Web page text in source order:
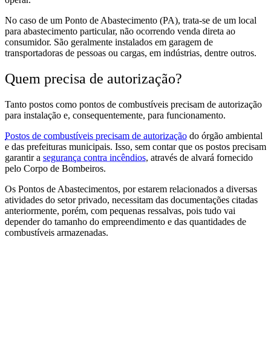
No caso de um Ponto de Abastecimento (PA), trata-se de um local
para abastecimento particular, não ocorrendo venda direta ao
consumidor. São geralmente instalados em garagem de
transportadoras de pessoas ou cargas, em indústrias, dentre outros.
Quem precisa de autorização?
Tanto postos como pontos de combustíveis precisam de autorização
para instalação e, consequentemente, para funcionamento.
Postos de combustíveis precisam de autorização do órgão ambiental
e das prefeituras municipais. Isso, sem contar que os postos precisam
garantir a segurança contra incêndios, através de alvará fornecido
pelo Corpo de Bombeiros.
Os Pontos de Abastecimentos, por estarem relacionados a diversas
atividades do setor privado, necessitam das documentações citadas
anteriormente, porém, com pequenas ressalvas, pois tudo vai
depender do tamanho do empreendimento e das quantidades de
combustíveis armazenadas.